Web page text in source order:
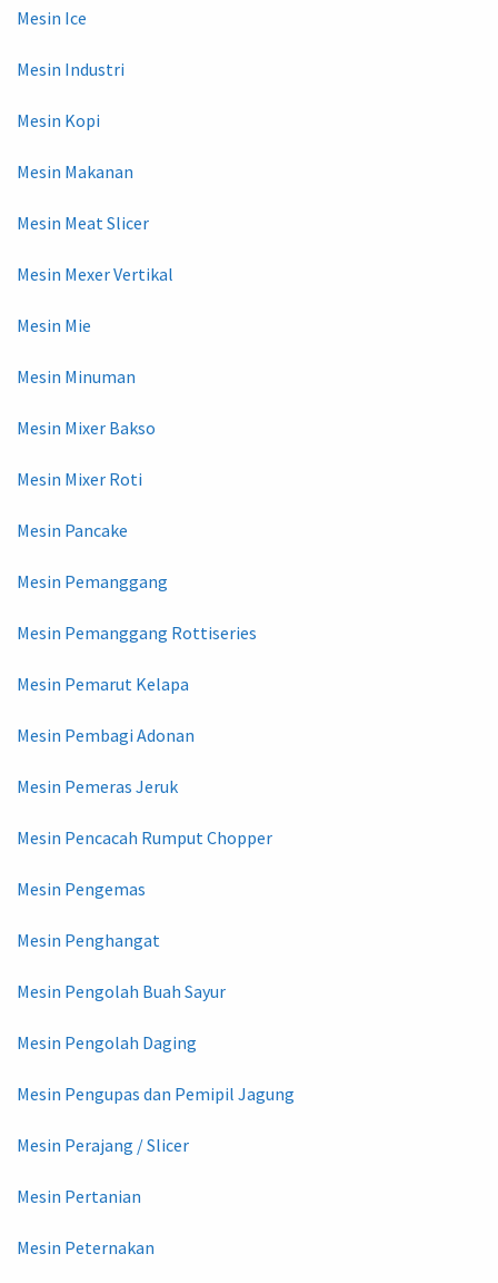
Mesin Ice
Mesin Industri
Mesin Kopi
Mesin Makanan
Mesin Meat Slicer
Mesin Mexer Vertikal
Mesin Mie
Mesin Minuman
Mesin Mixer Bakso
Mesin Mixer Roti
Mesin Pancake
Mesin Pemanggang
Mesin Pemanggang Rottiseries
Mesin Pemarut Kelapa
Mesin Pembagi Adonan
Mesin Pemeras Jeruk
Mesin Pencacah Rumput Chopper
Mesin Pengemas
Mesin Penghangat
Mesin Pengolah Buah Sayur
Mesin Pengolah Daging
Mesin Pengupas dan Pemipil Jagung
Mesin Perajang / Slicer
Mesin Pertanian
Mesin Peternakan